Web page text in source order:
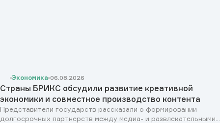
Экономика 06.08.2026
Страны БРИКС обсудили развитие креативной
экономики и совместное производство контента
Представители государств рассказали о формировании
долгосрочных партнерств между медиа- и развлекательными...